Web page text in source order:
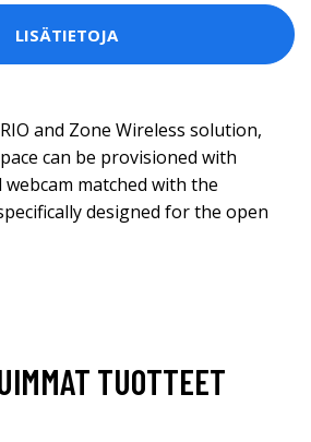
LISÄTIETOJA
and Zone Wireless solution,
can be provisioned with
webcam matched with the
designed for the open
TUOTTEET